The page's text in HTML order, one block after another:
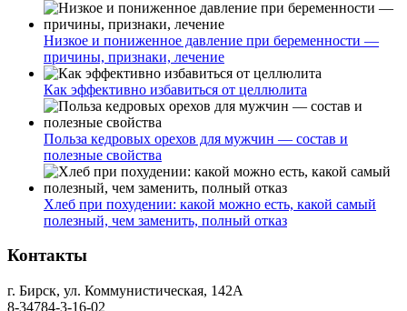
Низкое и пониженное давление при беременности —
причины, признаки, лечение
Как эффективно избавиться от целлюлита
Польза кедровых орехов для мужчин — состав и
полезные свойства
Хлеб при похудении: какой можно есть, какой самый
полезный, чем заменить, полный отказ
Контакты
г. Бирск, ул. Коммунистическая, 142А
8-34784-3-16-02